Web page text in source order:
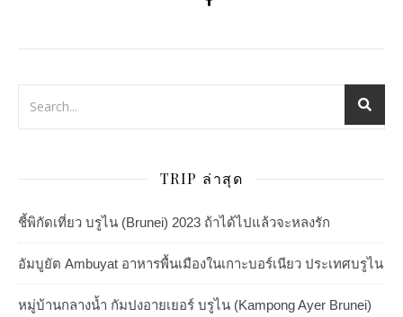
TRIP ล่าสุด
ชี้พิกัดเที่ยว บรูไน (Brunei) 2023 ถ้าได้ไปแล้วจะหลงรัก
อัมบูยัต Ambuyat อาหารพื้นเมืองในเกาะบอร์เนียว ประเทศบรูไน
หมู่บ้านกลางน้ำ กัมปงอายเยอร์ บรูไน (Kampong Ayer Brunei)